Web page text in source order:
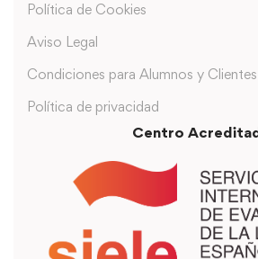
Política de Cookies
Aviso Legal
Condiciones para Alumnos y Clientes
Política de privacidad
Centro